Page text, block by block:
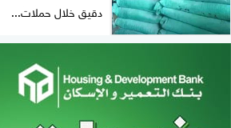
دقيق خلال حملات...